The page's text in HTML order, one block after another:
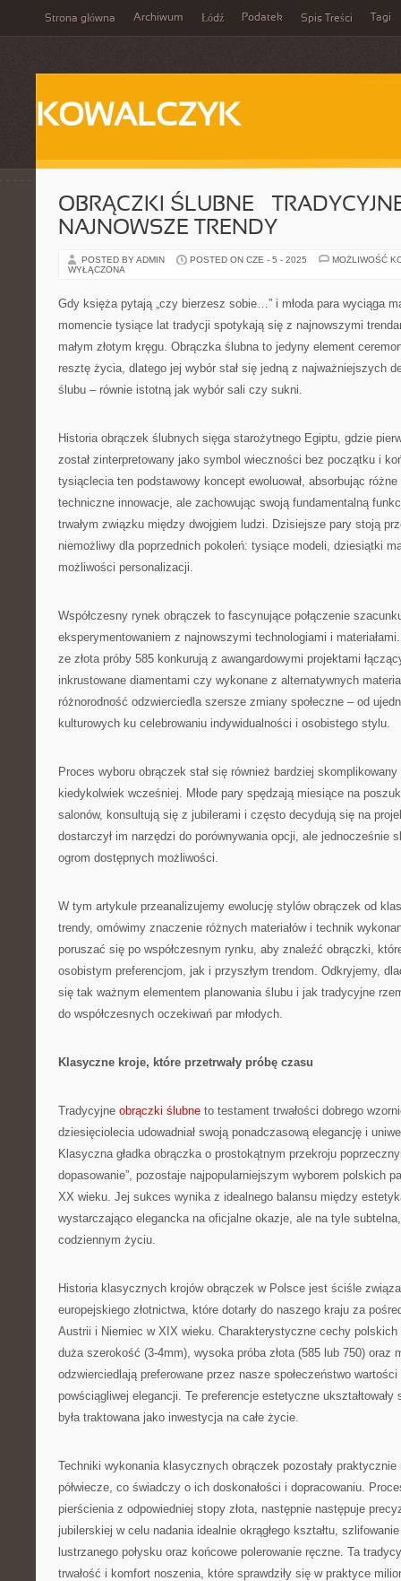
Strona główna Archiwum Łódź Podatek Spis Treści Tagi
KOWALCZYK
OBRĄCZKI ŚLUBNE –
NAJNOWSZE TRENDY
POSTED BY ADMIN POSTED ON CZE - 5 - 2025
MOŻLIWOŚĆ
WYŁĄCZONA
Gdy księża pytają „czy bierzesz sobie…” i młoda para wyciąga
momencie tysiące lat tradycji spotykają się z najnowszymi
małym złotym kręgu. Obrączka ślubna to jedyny element
resztę życia, dlatego jej wybór stał się jedną z najważniejszych
ślubu – równie istotną jak wybór sali czy sukni.
Historia obrączek ślubnych sięga starożytnego Egiptu, gdzie
został zinterpretowany jako symbol wieczności bez początku i
tysiąclecia ten podstawowy koncept ewoluował, absorbując
techniczne innowacje, ale zachowując swoją fundamentalną
trwałym związku między dwojgiem ludzi. Dzisiejsze pary stoją
niemożliwy dla poprzednich pokoleń: tysiące modeli, dziesiątki
możliwości personalizacji.
Współczesny rynek obrączek to fascynujące połączenie
eksperymentowaniem z najnowszymi technologiami i
ze złota próby 585 konkurują z awangardowymi projektami
inkrustowane diamentami czy wykonane z alternatywnych
różnorodność odzwierciedla szersze zmiany społeczne – od
kulturowych ku celebrowaniu indywidualności i osobistego stylu.
Proces wyboru obrączek stał się również bardziej
kiedykolwiek wcześniej. Młode pary spędzają miesiące na
salonów, konsultują się z jubilerami i często decydują się na
dostarczył im narzędzi do porównywania opcji, ale jednocześnie
ogrom dostępnych możliwości.
W tym artykule przeanalizujemy ewolucję stylów obrączek od
trendy, omówimy znaczenie różnych materiałów i technik
poruszać się po współczesnym rynku, aby znaleźć obrączki,
osobistym preferencjom, jak i przyszłym trendom. Odkryjemy,
się tak ważnym elementem planowania ślubu i jak tradycyjne
do współczesnych oczekiwań par młodych.
Klasyczne kroje, które przetrwały próbę czasu
Tradycyjne obrączki ślubne to testament trwałości dobrego
dziesięciolecia udowadniał swoją ponadczasową elegancję i
Klasyczna gładka obrączka o prostokątnym przekroju
dopasowanie”, pozostaje najpopularniejszym wyborem polskich
XX wieku. Jej sukces wynika z idealnego balansu między
wystarczająco elegancka na oficjalne okazje, ale na tyle
codziennym życiu.
Historia klasycznych krojów obrączek w Polsce jest ściśle
europejskiego złotnictwa, które dotarły do naszego kraju za
Austrii i Niemiec w XIX wieku. Charakterystyczne cechy
duża szerokość (3-4mm), wysoka próba złota (585 lub 750) oraz
odzwierciedlają preferowane przez nasze społeczeństwo
powściągliwej elegancji. Te preferencje estetyczne
była traktowana jako inwestycja na całe życie.
Techniki wykonania klasycznych obrączek pozostały
półwiecze, co świadczy o ich doskonałości i dopracowaniu.
pierścienia z odpowiedniej stopy złota, następnie następuje
jubilerskiej w celu nadania idealnie okrągłego kształtu,
lustrzanego połysku oraz końcowe polerowanie ręczne. Ta
trwałość i komfort noszenia, które sprawdziły się w praktyce